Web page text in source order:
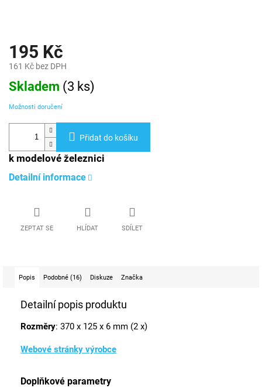
195 Kč
161 Kč bez DPH
Měrná
cena:
Skladem (3 ks)
Možnosti doručení
Přidat do košíku
k modelové železnici
Detailní informace
ZEPTAT SE HLÍDAT SDÍLET
Popis Podobné (16) Diskuze Značka
Detailní popis produktu
Rozměry: 370 x 125 x 6 mm (2 x)
Webové stránky výrobce
Doplňkové parametry